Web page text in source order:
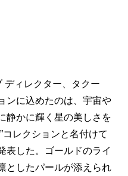
ディレクター、タクー
ンに込めたのは、宇宙や
静かに輝く星の美しさを
コレクションと名付けて
表した。ゴールドのライ
としたパールが添えられ